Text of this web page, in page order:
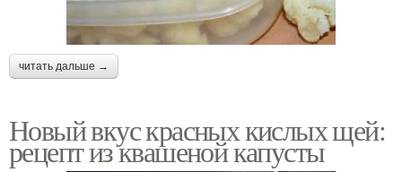
читать дальше →
Новый вкус красных кислых щей:
рецепт из квашеной капусты